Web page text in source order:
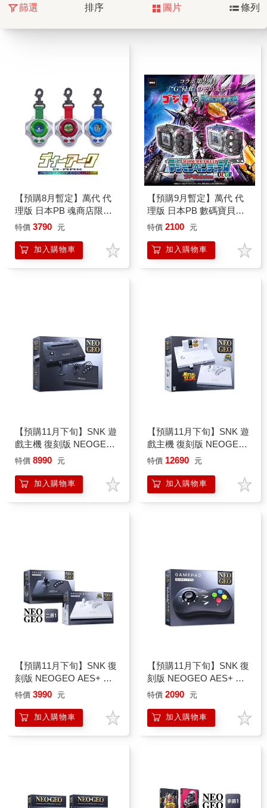
篩選 排序 圖片 條列
【預購8月暫定】萬代 代
理版 日本PB 魂商店限定
數碼寶貝 D-ARK 25周年彩
特價 3790 元
加入購物車
【預購9月暫定】萬代 代
理版 日本PB 數碼寶貝彩
色對戰機 奧米加獸：G融
特價 2100 元
加入購物車
【預購11月下旬】SNK 遊
戲主機 復刻版 NEOGEO
AES+ 懷舊主機 日英介面
色）
特價 8990 元
加入購物車
【預購11月下旬】SNK 遊
戲主機 復刻版 NEOGEO
AES+ 懷舊主機 日英介面
白色）
特價 12690 元
加入購物車
【預購11月下旬】SNK 復
刻版 NEOGEO AES+ 無
線街機搖桿 大型電玩搖桿
特價 3990 元
加入購物車
【預購11月下旬】SNK 復
刻版 NEOGEO AES+ 無
線遊戲控制器（黑色）
特價 2090 元
加入購物車